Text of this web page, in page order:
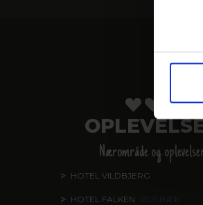
Nærområde og
HOTEL VILDBJERG
HOTEL FALKEN